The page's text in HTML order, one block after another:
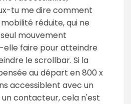
tu me dire comment
réduite, qui ne
mouvement
faire pour atteindre
le scrollbar. Si la
au départ en 800 x
accessiblent avec un
contacteur, cela n'est